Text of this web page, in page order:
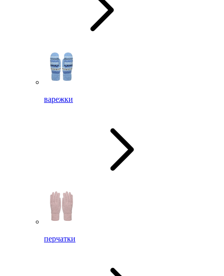
варежки
перчатки